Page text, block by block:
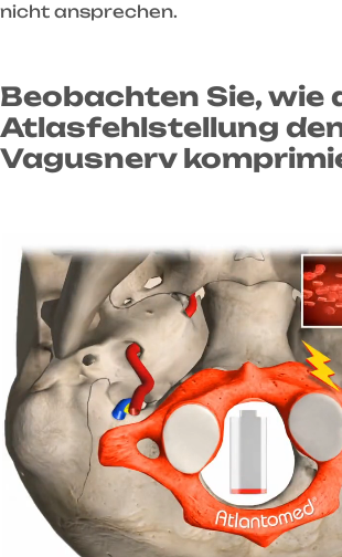
nicht ansprechen.
Beobachten Sie, wie
Atlasfehlstellung
Vagusnerv